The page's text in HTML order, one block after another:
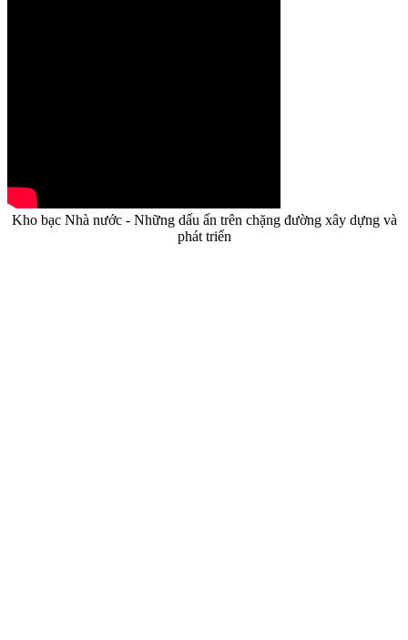
Kho bạc Nhà nước - Những dấu ấn trên chặng đường xây dựng và
phát triển